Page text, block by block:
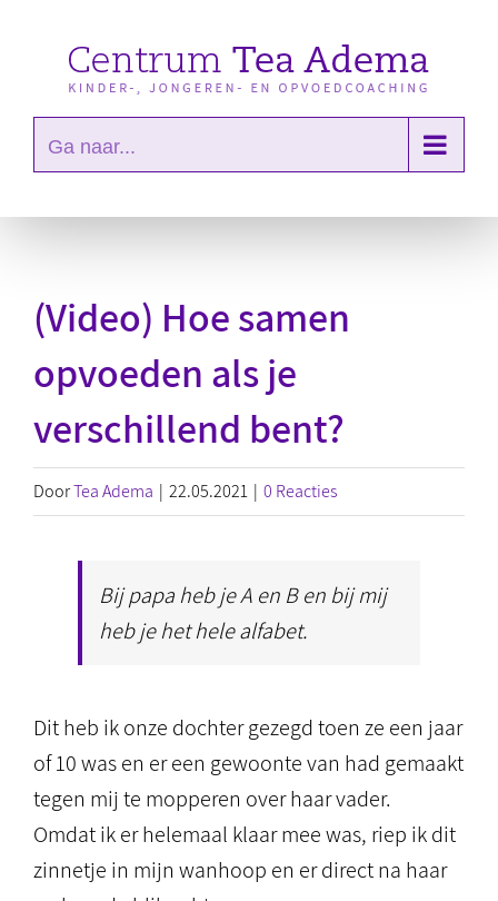
Ga naar...
(Video) Hoe samen
opvoeden als je
verschillend bent?
DoorTea Adema | 22.05.2021 | 0 Reacties
Bij papa heb je A en B en bij mij
heb je het hele alfabet.
Dit heb ik onze dochter gezegd toen ze een jaar
of 10 was en er een gewoonte van had gemaakt
tegen mij te mopperen over haar vader.
Omdat ik er helemaal klaar mee was, riep ik dit
zinnetje in mijn wanhoop en er direct na haar